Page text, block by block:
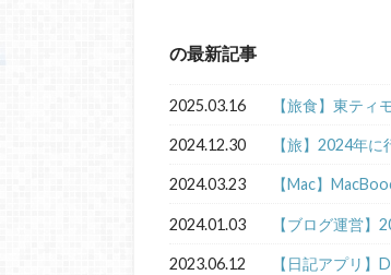
の最新記事
2025.03.16 【旅食】東ティ
2024.12.30 【旅】2024年
2024.03.23 【Mac】
2024.01.03 【ブログ運営】
2023.06.12
【日記アプリ